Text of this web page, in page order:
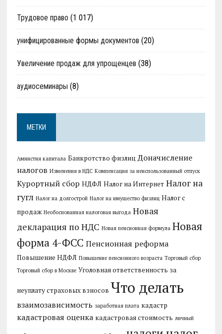
Трудовое право (1 017)
унифицированные формы документов (20)
Увеличение продаж для упрощенцев (38)
аудиосеминары (8)
МЕТКИ
Амнистия капитала Банкротство физлиц Доначисление
налогов Изменения в НДС Компенсация за неиспользованный отпуск
Курортный сбор НДФЛ Налог на Интернет Налог на
гугл Налог на долгострой Налог на имущество физлиц Налог с
продаж Необоснованная налоговая выгода Новая
декларация по НДС Новая пенсионная формула Новая
форма 4-ФСС Пенсионная реформа
Повышение НДФЛ Повышение пенсионного возраста Торговый сбор
Торговый сбор в Москве Уголовная ответственность за
неуплату страховых взносов Что делать
взаимозависимость заработная плата кадастр
кадастровая оценка кадастровая стоимость личный